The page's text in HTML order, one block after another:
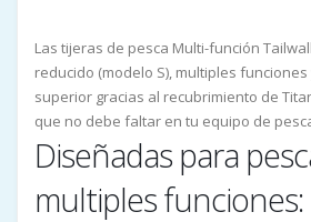
Las tijeras de pesca Multi-función
reducido (modelo S), multiples
superior gracias al recubrimiento de
que no debe faltar en tu equipo de
Diseñadas para
multiples funciones: